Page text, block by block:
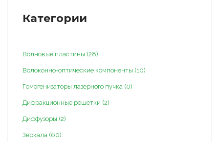
Категории
Волновые пластины (28)
Волоконно-оптические компоненты (10)
Гомогенизаторы лазерного пучка (0)
Дифракционные решетки (2)
Диффузоры (2)
Зеркала (60)